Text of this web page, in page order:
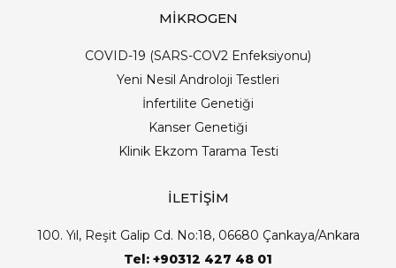
MİKROGEN
COVID-19 (SARS-COV2 Enfeksiyonu)
Yeni Nesil Androloji Testleri
İnfertilite Genetiği
Kanser Genetiği
Klinik Ekzom Tarama Testi
İLETİŞİM
100. Yıl, Reşit Galip Cd. No:18, 06680 Çankaya/Ankara
Tel: +90312 427 48 01